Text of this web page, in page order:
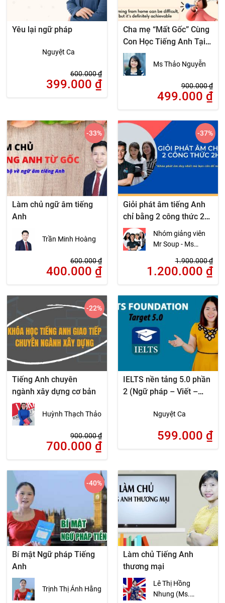
Yêu lại ngữ pháp
Nguyệt Ca
600.000₫
399.000 ₫
Cha mẹ “Mất Gốc” Cùng
Con Học Tiếng Anh Tại
Nhà
Ms Thảo Nguyễn
900.000₫
499.000 ₫
Làm chủ ngữ âm tiếng
Anh
Trần Minh Hoàng
600.000₫
400.000 ₫
-33%
Giỏi phát âm tiếng Anh
chỉ bằng 2 công thức 2H
& GTR
Nhóm giảng viên
Mr Soup - Ms
May - Ms Huyen
Linh
1.900.000₫
1.200.000 ₫
-37%
Tiếng Anh chuyên
ngành xây dựng cơ bản
Huỳnh Thạch Thảo
900.000₫
700.000 ₫
-22%
IELTS nền tảng 5.0 phần
2 (Ngữ pháp – Viết –
Nguyệt Ca
599.000 ₫
Bí mật Ngữ pháp Tiếng
Anh
Trịnh Thị Ánh Hằng
-40%
Làm chủ Tiếng Anh
thương mại
Lê Thị Hồng
Nhung (Ms.